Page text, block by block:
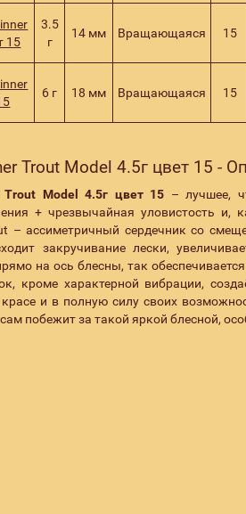
15
3.5
г
14 мм Вращающаяся 15
6 г 18 мм Вращающаяся 15
Trout Model 4.5г цвет 15 -
Trout Model 4.5г цвет 15 – лучшее,
+ чрезвычайная уловистость и,
– ассиметричный сердечник со
закручивание лески,
на ось блесны, так
кроме характерной вибрации,
и в полную силу своих
побежит за такой яркой блесной,